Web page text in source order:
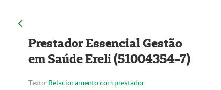
Prestador Essencial Gestão
em Saúde Ereli (51004354-7)
Texto: Relacionamento com prestador